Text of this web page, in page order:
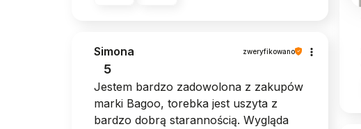
Simona zweryfikowano
5
Jestem bardzo zadowolona z zakupów
marki Bagoo, torebka jest uszyta z
bardzo dobrą starannością. Wygląda